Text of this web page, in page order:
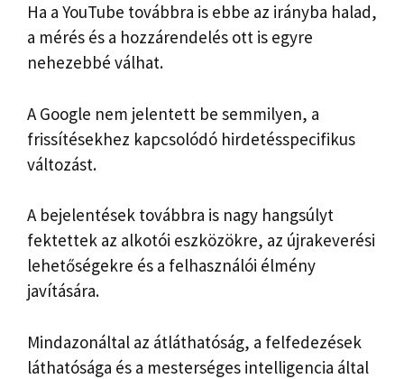
Ha a YouTube továbbra is ebbe az irányba halad,
a mérés és a hozzárendelés ott is egyre
nehezebbé válhat.
A Google nem jelentett be semmilyen, a
frissítésekhez kapcsolódó hirdetésspecifikus
változást.
A bejelentések továbbra is nagy hangsúlyt
fektettek az alkotói eszközökre, az újrakeverési
lehetőségekre és a felhasználói élmény
javítására.
Mindazonáltal az átláthatóság, a felfedezések
láthatósága és a mesterséges intelligencia által